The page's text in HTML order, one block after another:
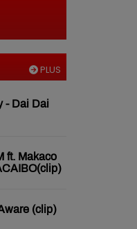
PLUS
- Dai Dai
ft. Makaco
(clip)